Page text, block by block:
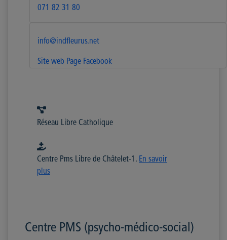
071 82 31 80
info@indfleurus.net
Site web Page Facebook
Réseau Libre Catholique
Centre Pms Libre de Châtelet-1. En savoir
plus
Centre PMS (psycho-médico-social)